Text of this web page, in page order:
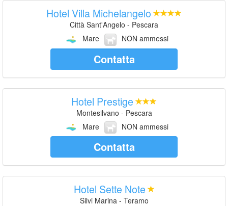
Hotel Villa Michelangelo
Città Sant'Angelo - Pescara
Mare
NON ammessi
Contatta
Hotel Prestige
Montesilvano - Pescara
Mare
NON ammessi
Contatta
Hotel Sette Note
Silvi Marina - Teramo